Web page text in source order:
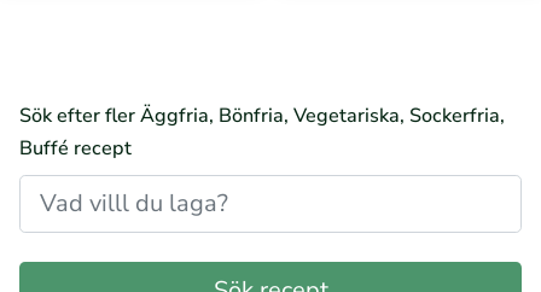
Sök efter fler Äggfria, Bönfria, Vegetariska, Sockerfria,
Buffé recept